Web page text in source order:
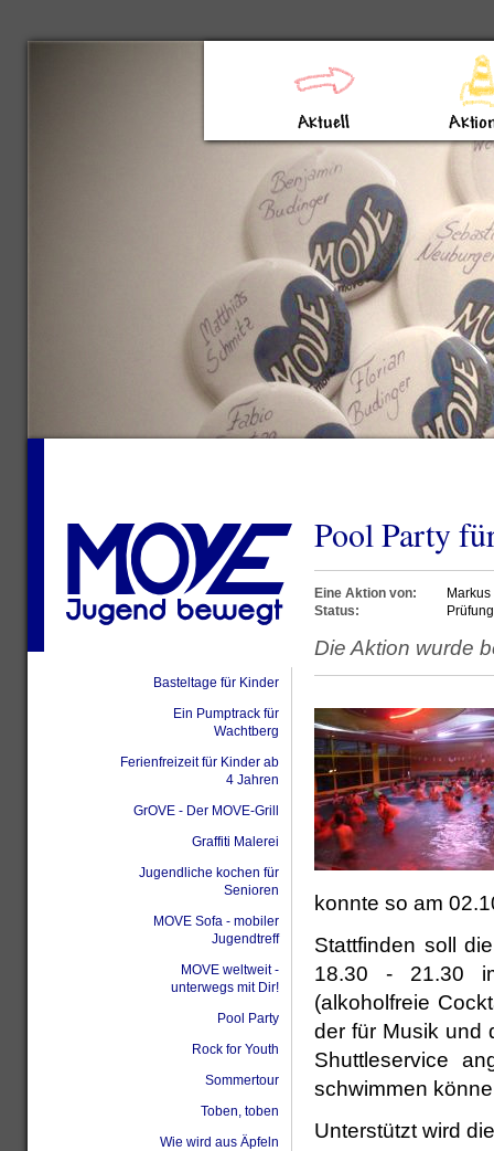
Direkt zum Inhalt
Pool Party
Eine Aktion von:
Markus
Status:
Die Aktion wurde
konnte so am
Stattfinden soll
18.30 - 21.30
(alkoholfreie
der für Musik und
Shuttleservice
schwimmen
Unterstützt wird
Basteltage für Kinder
Ein Pumptrack für
Wachtberg
Ferienfreizeit für Kinder ab
4 Jahren
GrOVE - Der MOVE-Grill
Graffiti Malerei
Jugendliche kochen für
Senioren
MOVE Sofa - mobiler
Jugendtreff
MOVE weltweit -
unterwegs mit Dir!
Pool Party
Rock for Youth
Sommertour
Toben, toben
Wie wird aus Äpfeln